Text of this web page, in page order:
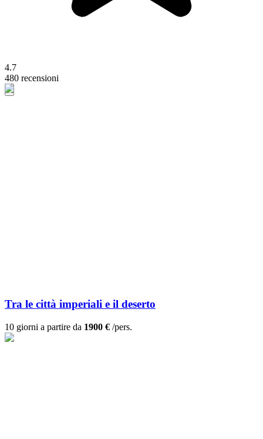
4.7
480 recensioni
Tra le città imperiali e il deserto
10 giorni a partire da 1900 € /pers.